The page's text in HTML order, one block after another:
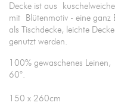
Decke ist aus
mit Blütenmotiv - eine ganz
als Tischdecke, leichte
genutzt werden.
100% gewaschenes
60°.
150 x 260cm